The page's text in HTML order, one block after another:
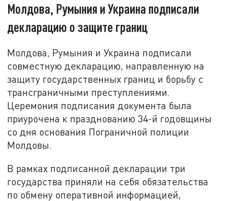
Молдова, Румыния и Украина подписали
декларацию о защите границ
Молдова, Румыния и Украина подписали
совместную декларацию, направленную на
защиту государственных границ и борьбу с
трансграничными преступлениями.
Церемония подписания документа была
приурочена к празднованию 34-й годовщины
со дня основания Пограничной полиции
Молдовы.
В рамках подписанной декларации три
государства приняли на себя обязательства
по обмену оперативной информацией,